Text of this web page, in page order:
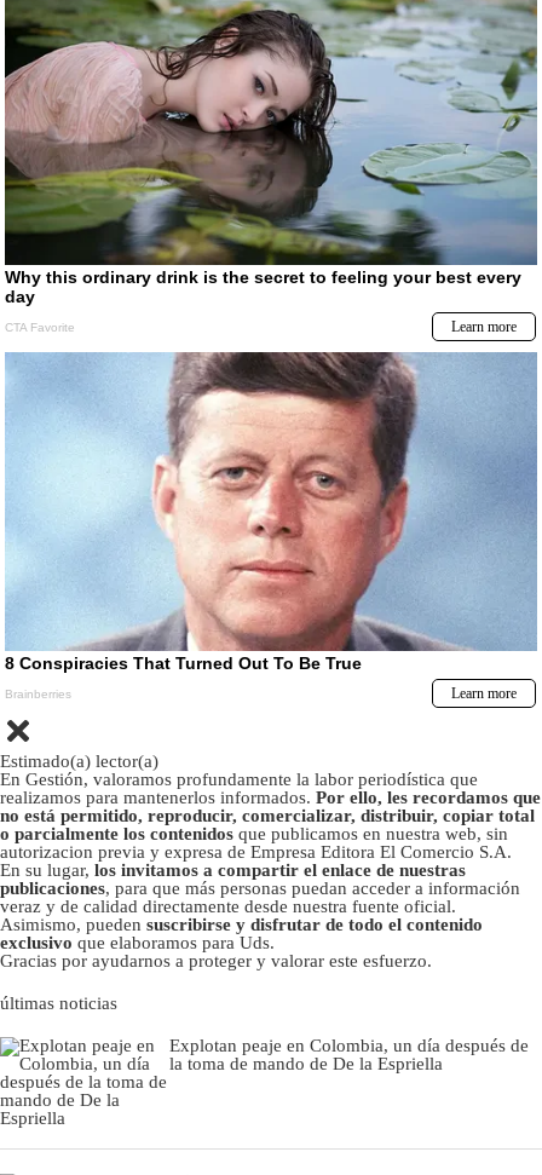
Estimado(a) lector(a)
En Gestión, valoramos profundamente la labor periodística que
realizamos para mantenerlos informados. Por ello, les recordamos que
no está permitido, reproducir, comercializar, distribuir, copiar total
o parcialmente los contenidos que publicamos en nuestra web, sin
autorizacion previa y expresa de Empresa Editora El Comercio S.A.
En su lugar, los invitamos a compartir el enlace de nuestras
publicaciones, para que más personas puedan acceder a información
veraz y de calidad directamente desde nuestra fuente oficial.
Asimismo, pueden suscribirse y disfrutar de todo el contenido
exclusivo que elaboramos para Uds.
Gracias por ayudarnos a proteger y valorar este esfuerzo.
últimas noticias
Explotan peaje en Colombia, un día después de
la toma de mando de De la Espriella